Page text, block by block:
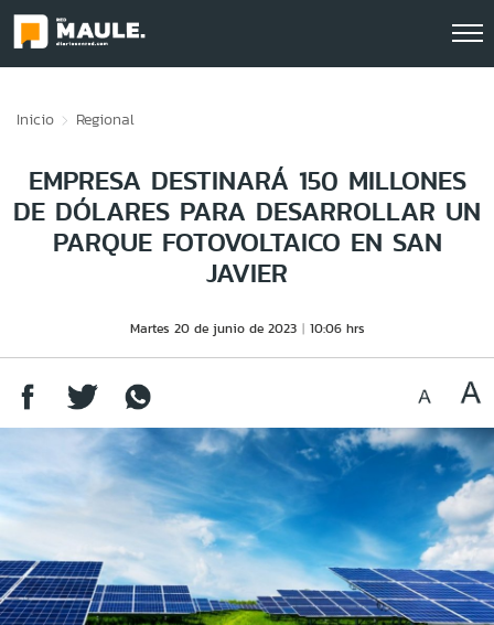
Inicio Regional
EMPRESA DESTINARÁ 150 MILLONES
DE DÓLARES PARA DESARROLLAR UN
PARQUE FOTOVOLTAICO EN SAN
JAVIER
Martes 20 de junio de 2023 10:06 hrs